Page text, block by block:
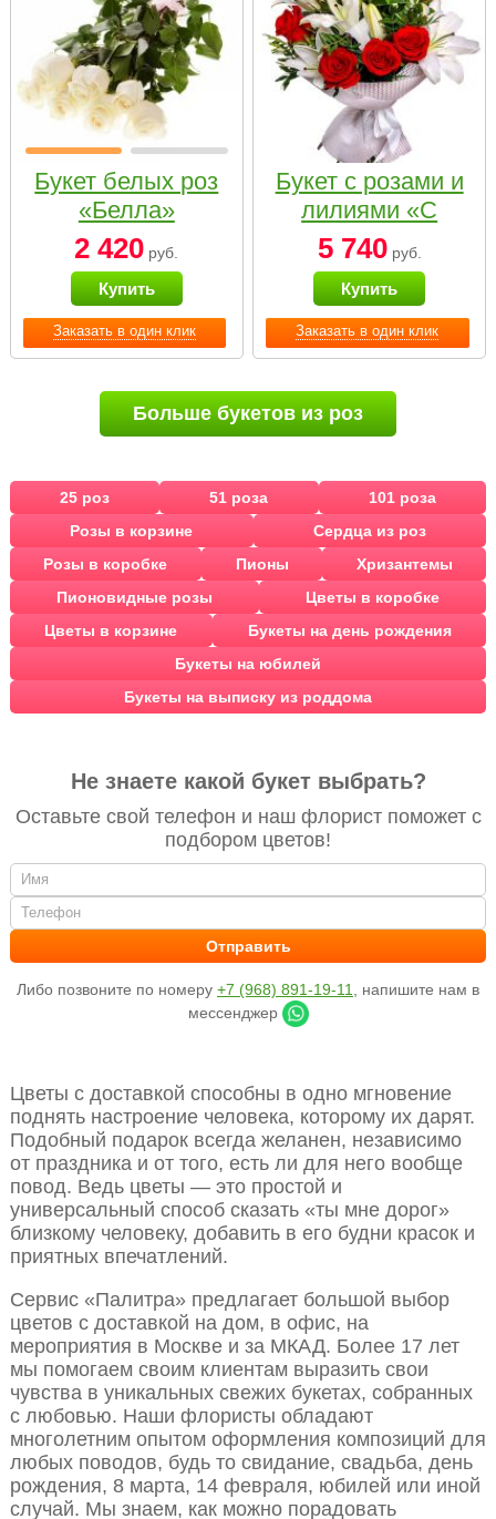
Заказать в один клик
Букет белых роз
«Белла»
2 420 руб.
Купить
Заказать в один клик
Букет с розами и
лилиями «С
наилучшими
пожеланиями»
5 740руб.
Купить
Больше букетов из роз
25 роз 51 роза
101 роза
Розы в корзине
Сердца из роз
Розы в коробке
Пионы
Хризантемы
Пионовидные розы
Цветы в коробке
Цветы в корзине
Букеты на день рождения
Букеты на юбилей
Букеты на выписку из роддома
Не знаете какой букет выбрать?
Оставьте свой телефон и наш флорист поможет с
подбором цветов!
Либо позвоните по номеру +7 (968) 891-19-11
, напишите нам в
мессенджер
Цветы с доставкой способны в одно мгновение
поднять настроение человека, которому их дарят.
Подобный подарок всегда желанен, независимо
от праздника и от того, есть ли для него вообще
повод. Ведь цветы — это простой и
универсальный способ сказать «ты мне дорог»
близкому человеку, добавить в его будни красок и
приятных впечатлений.
Сервис «Палитра» предлагает большой выбор
цветов с доставкой на дом, в офис, на
мероприятия в Москве и за МКАД. Более 17 лет
мы помогаем своим клиентам выразить свои
чувства в уникальных свежих букетах, собранных
с любовью. Наши флористы обладают
многолетним опытом оформления композиций для
любых поводов, будь то свидание, свадьба, день
рождения, 8 марта, 14 февраля, юбилей или иной
случай. Мы знаем, как можно порадовать